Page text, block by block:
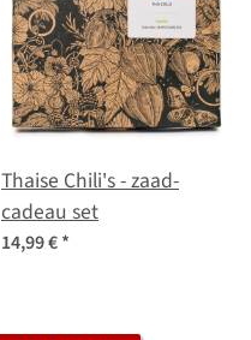
Thaise Chili's - zaad-
cadeau set
14,99 €*